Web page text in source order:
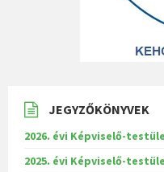
JEGYZŐKÖNYVEK
2026. évi Képviselő-
2025. évi Képviselő-